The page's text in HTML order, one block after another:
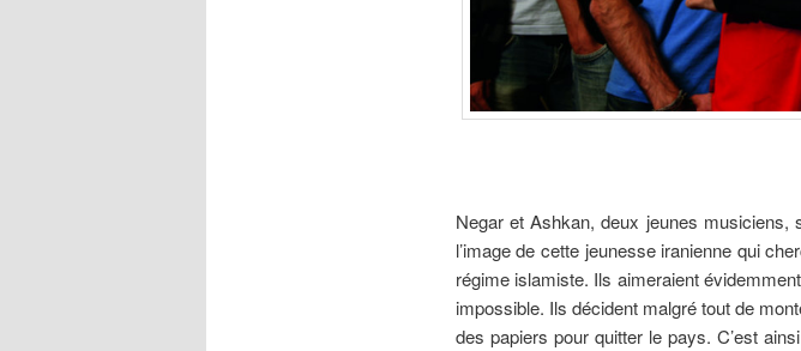
Negar et Ashkan, deux jeunes
l’image de cette jeunesse iranienne qui
régime islamiste. Ils aimeraient
impossible. Ils décident malgré tout de
des papiers pour quitter le pays. C’est